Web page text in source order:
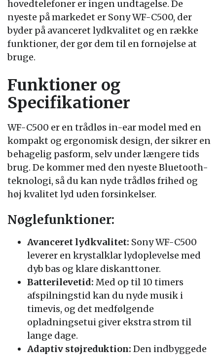
hovedtelefoner er ingen undtagelse. De
nyeste på markedet er Sony WF-C500, der
byder på avanceret lydkvalitet og en række
funktioner, der gør dem til en fornøjelse at
bruge.
Funktioner og
Specifikationer
WF-C500 er en trådløs in-ear model med en
kompakt og ergonomisk design, der sikrer en
behagelig pasform, selv under længere tids
brug. De kommer med den nyeste Bluetooth-
teknologi, så du kan nyde trådløs frihed og
høj kvalitet lyd uden forsinkelser.
Nøglefunktioner:
Avanceret lydkvalitet: Sony WF-C500
leverer en krystalklar lydoplevelse med
dyb bas og klare diskanttoner.
Batterilevetid: Med op til 10 timers
afspilningstid kan du nyde musik i
timevis, og det medfølgende
opladningsetui giver ekstra strøm til
lange dage.
Adaptiv støjreduktion: Den indbyggede